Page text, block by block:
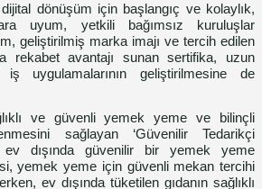
dönüşüm için başlangıç ve kolaylık,
uyum, yetkili bağımsız kuruluşlar
geliştirilmiş marka imajı ve tercih edilen
rekabet avantajı sunan sertifika, uzun
uygulamalarının geliştirilmesine de
ve güvenli yemek yeme ve bilinçli
sağlayan ‘Güvenilir Tedarikçi
ev dışında güvenilir bir yemek yeme
yemek yeme için güvenli mekan tercihi
ev dışında tüketilen gıdanın sağlıklı